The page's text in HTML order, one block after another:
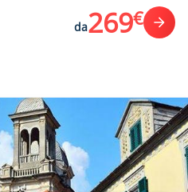
da269€